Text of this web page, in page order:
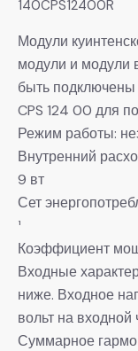
140CPS12400R
Модули
модули и
быть
CPS 124 00 для
Режим работы:
Внутренний
9 вт
Сет
¹
Коэффициент
Входные
ниже. Входное
вольт на входной
Суммарное